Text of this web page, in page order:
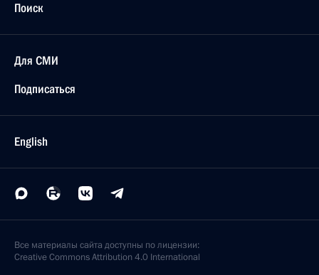
Поиск
Для СМИ
Подписаться
English
Все материалы сайта доступны по лицензии:
Creative Commons Attribution 4.0 International